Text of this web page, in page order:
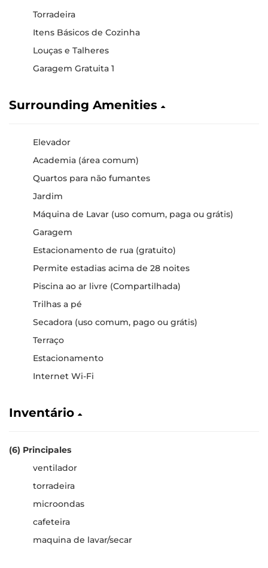
Torradeira
Itens Básicos de Cozinha
Louças e Talheres
Garagem Gratuita 1
Surrounding Amenities
Elevador
Academia (área comum)
Quartos para não fumantes
Jardim
Máquina de Lavar (uso comum, paga ou grátis)
Garagem
Estacionamento de rua (gratuito)
Permite estadias acima de 28 noites
Piscina ao ar livre (Compartilhada)
Trilhas a pé
Secadora (uso comum, pago ou grátis)
Terraço
Estacionamento
Internet Wi-Fi
Inventário
(6) Principales
ventilador
torradeira
microondas
cafeteira
maquina de lavar/secar